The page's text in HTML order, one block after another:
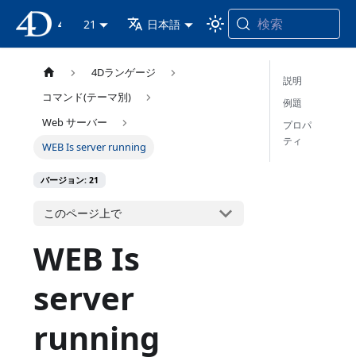
21 日本語 検索
4Dランゲージ
コマンド(テーマ別)
Web サーバー
WEB Is server running
バージョン: 21
このページ上で
WEB Is
server
running
説明
例題
プロパ
ティ